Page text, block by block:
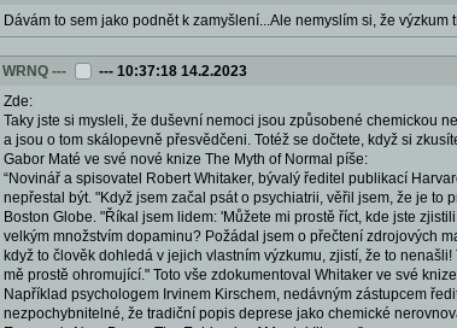
Dávám to sem jako podnět k zamyšlení...Ale nemyslím si, že
WRNQ --- --- 10:37:18 14.2.2023
Zde:
Taky jste si mysleli, že duševní nemoci jsou způsobené chemickou
a jsou o tom skálopevně přesvědčeni. Totéž se dočtete, když si
Gabor Maté ve své nové knize The Myth of Normal píše:
“Novinář a spisovatel Robert Whitaker, bývalý ředitel publikací
nepřestal být. "Když jsem začal psát o psychiatrii, věřil jsem, že je
Boston Globe. "Říkal jsem lidem: 'Můžete mi prostě říct, kde jste
velkým množstvím dopaminu? Požádal jsem o přečtení zdrojových
když to člověk dohledá v jejich vlastním výzkumu, zjistí, že to
mě prostě ohromující." Toto vše zdokumentoval Whitaker ve své
Například psychologem Irvinem Kirschem, nedávným zástupcem
nezpochybnitelné, že tradiční popis deprese jako chemické